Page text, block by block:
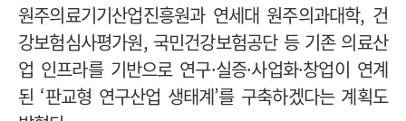
원주의료기기산업진흥원과 연세대 원주의과대학, 건
강보험심사평가원, 국민건강보험공단 등 기존 의료산
업 인프라를 기반으로 연구·실증·사업화·창업이 연계
된 ‘판교형 연구산업 생태계’를 구축하겠다는 계획도